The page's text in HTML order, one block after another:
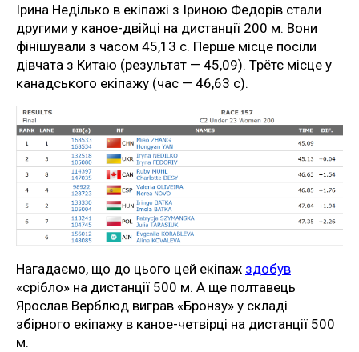
Ірина Неділько в екіпажі з Іриною Федорів стали
другими у каное-двійці на дистанції 200 м. Вони
фінішували з часом 45,13 с. Перше місце посіли
дівчата з Китаю (результат — 45,09). Трётє місце у
канадського екіпажу (час — 46,63 с).
Нагадаємо, що до цього цей екіпаж здобув
«срібло» на дистанції 500 м. А ще полтавець
Ярослав Верблюд виграв «Бронзу» у складі
збірного екіпажу в каное-четвірці на дистанції 500
м.